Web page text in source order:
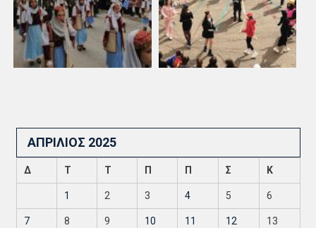
ΑΠΡΊΛΙΟΣ 2025
Δ Τ Τ Π Π Σ Κ
1 2 3 4 5 6
7 8 9 10 11 12 13